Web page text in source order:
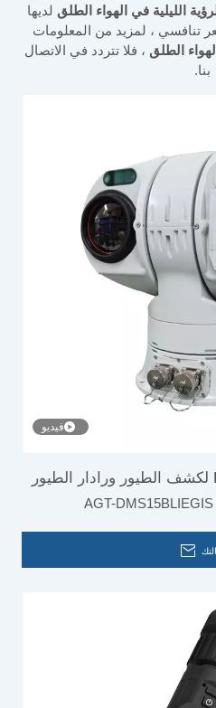
الليلية في الهواء الطلق لديها
تنافسي ، لمزيد من المعلومات
الطلق ، فلا تتردد في الاتصال
بنا.
فيديو
كاميرا مراقبة EO/IR PTZ لكشف الطيور ورادار الطيور
طوال أيام الأسبوع
AGT-DMS15BLIEGIS